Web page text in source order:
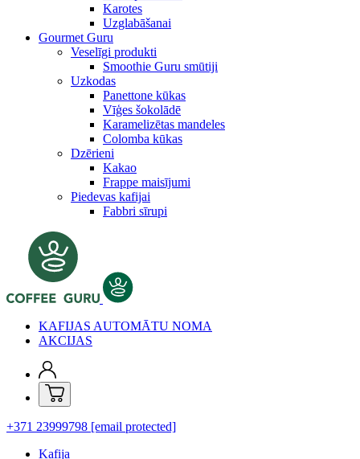
Karotes
Uzglabāšanai
Gourmet Guru
Veselīgi produkti
Smoothie Guru smūtiji
Uzkodas
Panettone kūkas
Vīģes šokolādē
Karamelizētas mandeles
Colomba kūkas
Dzērieni
Kakao
Frappe maisījumi
Piedevas kafijai
Fabbri sīrupi
KAFIJAS AUTOMĀTU NOMA
AKCIJAS
+371 23999798 [email protected]
Kafija